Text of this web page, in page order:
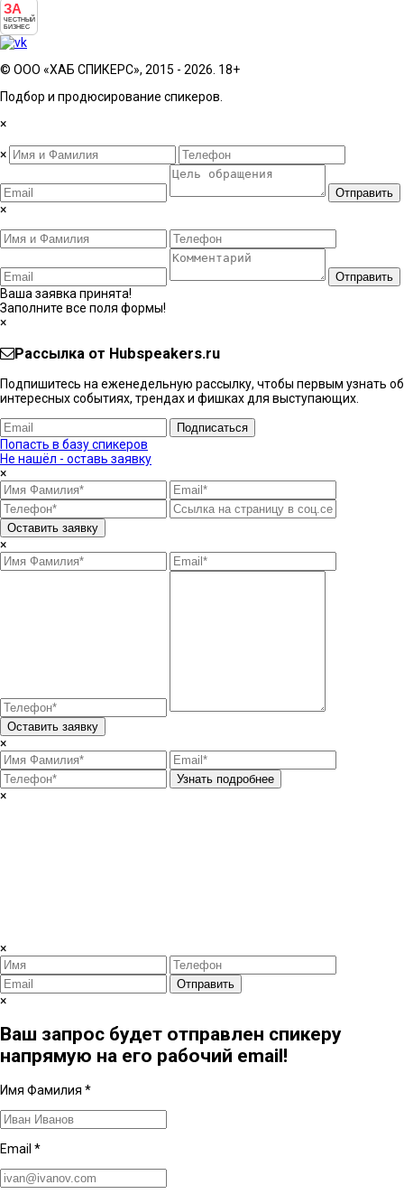
ЗА
ЧЕСТНЫЙ
БИЗНЕС
© ООО «ХАБ СПИКЕРС», 2015 - 2026. 18+
Подбор и продюсирование спикеров.
×
×
Отправить
×
Отправить
Ваша заявка принята!
Заполните все поля формы!
×
Рассылка от Hubspeakers.ru
Подпишитесь на еженедельную рассылку, чтобы первым узнать об
интересных событиях, трендах и фишках ​для выступающих.
Подписаться
Попасть в базу спикеров
Не нашёл - оставь заявку
×
Оставить заявку
×
Оставить заявку
×
Узнать подробнее
×
×
Отправить
×
Ваш запрос будет отправлен спикеру
напрямую на его рабочий email!
Имя Фамилия *
Email *